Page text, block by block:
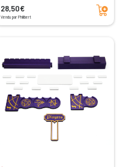
28,50€
Vendu par Philibert
Ajouter au panier